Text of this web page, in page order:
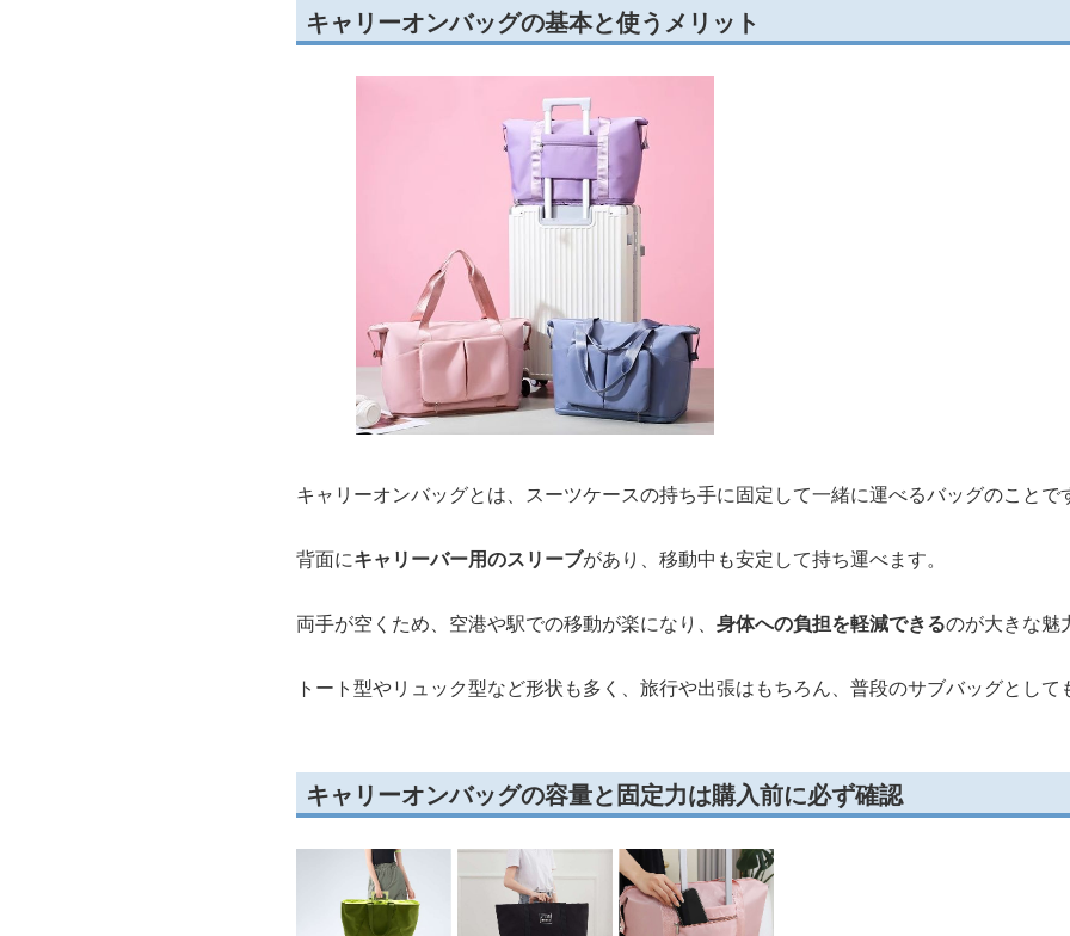
キャリーオンバッグの基本と使うメリット
キャリーオンバッグとは、スーツケースの持ち手に固定して一緒に運べるバッグのことで
背面にキャリーバー用のスリーブがあり、移動中も安定して持ち運べます。
両手が空くため、空港や駅での移動が楽になり、 身体への負担を軽減できるのが大きな魅
トート型やリュック型など形状も多く、旅行や出張はもちろん、普段のサブバッグとして
キャリーオンバッグの容量と固定力は購入前に必ず確認